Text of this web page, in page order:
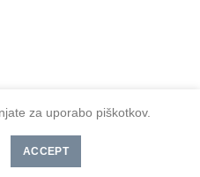
HoReCa
naročilo je 30 €
za uporabo piškotkov.
ACCEPT